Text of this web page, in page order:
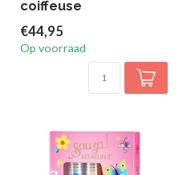
coiffeuse
€44,95
Op voorraad